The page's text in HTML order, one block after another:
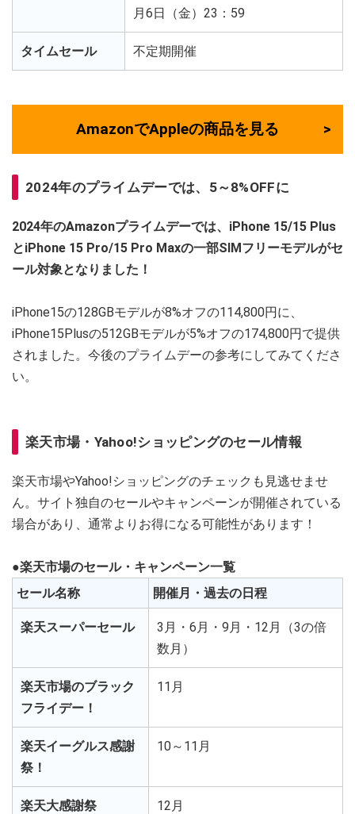
月6日（金）23：59
タイムセール 不定期開催
AmazonでAppleの商品を見る
2024年のプライムデーでは、5～8%OFFに
2024年のAmazonプライムデーでは、iPhone 15/15 Plus
とiPhone 15 Pro/15 Pro Maxの一部SIMフリーモデルがセ
ール対象となりました！
iPhone15の128GBモデルが8%オフの114,800円に、
iPhone15Plusの512GBモデルが5%オフの174,800円で提供
されました。今後のプライムデーの参考にしてみてくださ
い。
楽天市場・Yahoo!ショッピングのセール情報
楽天市場やYahoo!ショッピングのチェックも見逃せませ
ん。サイト独自のセールやキャンペーンが開催されている
場合があり、通常よりお得になる可能性があります！
●楽天市場のセール・キャンペーン一覧
セール名称
開催月・過去の日程
楽天スーパーセール
3月・6月・9月・12月（3の倍
数月）
楽天市場のブラック
フライデー！
11月
楽天イーグルス感謝
祭！
10～11月
楽天大感謝祭
12月